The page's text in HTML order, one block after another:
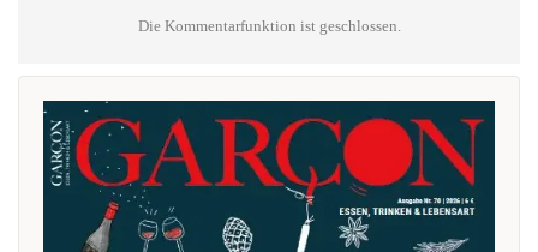
Die Kommentarfunktion ist geschlossen.